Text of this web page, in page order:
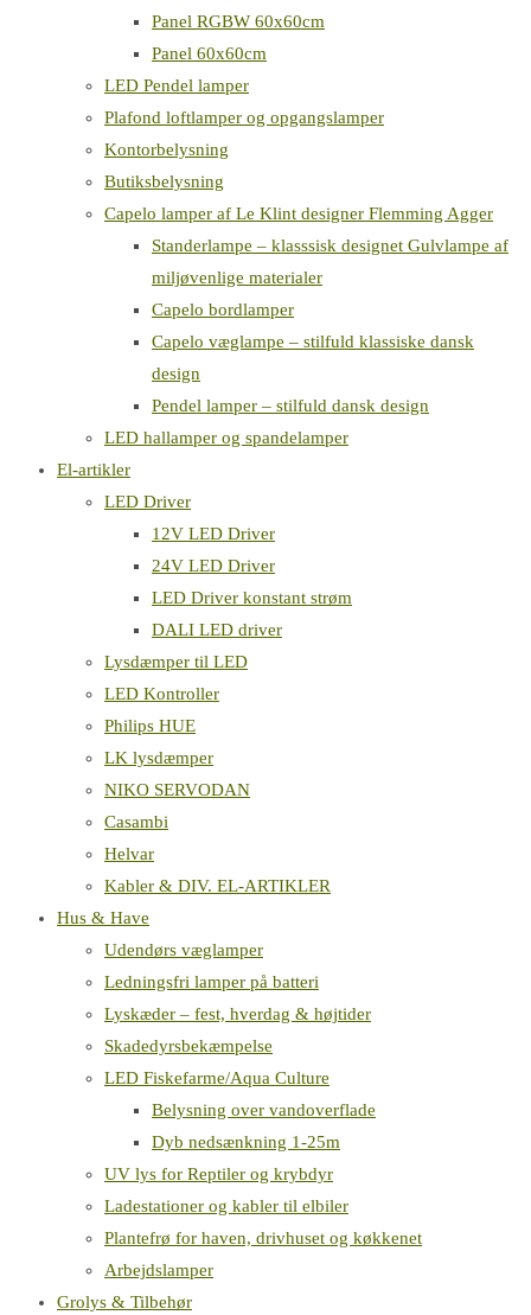
Panel RGBW 60x60cm
Panel 60x60cm
LED Pendel lamper
Plafond loftlamper og opgangslamper
Kontorbelysning
Butiksbelysning
Capelo lamper af Le Klint designer Flemming Agger
Standerlampe – klasssisk designet Gulvlampe af
miljøvenlige materialer
Capelo bordlamper
Capelo væglampe – stilfuld klassiske dansk
design
Pendel lamper – stilfuld dansk design
LED hallamper og spandelamper
El-artikler
LED Driver
12V LED Driver
24V LED Driver
LED Driver konstant strøm
DALI LED driver
Lysdæmper til LED
LED Kontroller
Philips HUE
LK lysdæmper
NIKO SERVODAN
Casambi
Helvar
Kabler & DIV. EL-ARTIKLER
Hus & Have
Udendørs væglamper
Ledningsfri lamper på batteri
Lyskæder – fest, hverdag & højtider
Skadedyrsbekæmpelse
LED Fiskefarme/Aqua Culture
Belysning over vandoverflade
Dyb nedsænkning 1-25m
UV lys for Reptiler og krybdyr
Ladestationer og kabler til elbiler
Plantefrø for haven, drivhuset og køkkenet
Arbejdslamper
Grolys & Tilbehør